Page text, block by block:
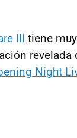
III tiene
Night